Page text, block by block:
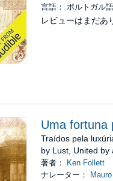
言語： ポルトガル語
レビューはまだあ
Uma fortuna
Traídos pela
by Lust, United by
著者：
Ken Follett
ナレーター：